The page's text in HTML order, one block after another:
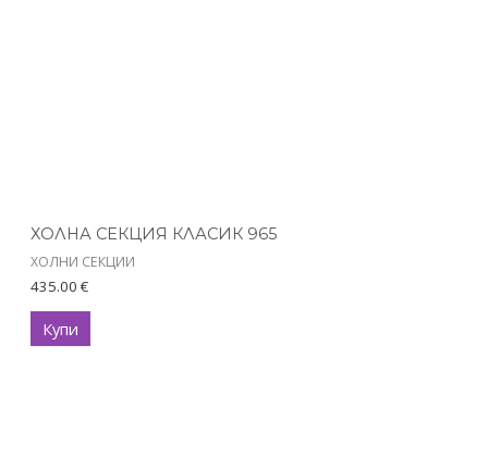
ХОЛНА СЕКЦИЯ КЛАСИК 965
ХОЛНИ СЕКЦИИ
435.00 €
Купи